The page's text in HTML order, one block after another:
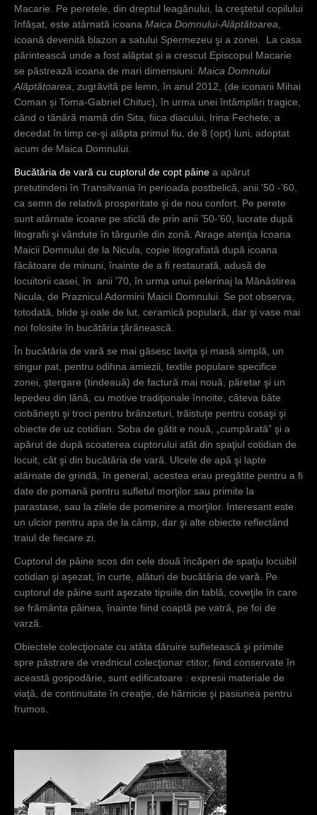
Macarie. Pe peretele, din dreptul leagănului, la creştetul copilului
înfășat, este atârnată icoana Maica Domnului-Alăptătoarea
icoană devenită blazon a satului Spermezeu şi a zonei. La casa
părintească unde a fost alăptat și a crescut Episcopul Macarie
se păstrează icoana de mari dimensiuni: Maica Domnului
Alăptătoarea , zugrăvită pe lemn, în anul 2012, (de iconarii Mihai
Coman și Toma-Gabriel Chituc), în urma unei întâmplări tragice,
când o tânără mamă din Sita, fiica diacului, Irina Fechete, a
decedat în timp ce-şi alăpta primul fiu, de 8 (opt) luni, adoptat
acum de Maica Domnului.
Bucătăria de vară cu cuptorul de copt pâine a apărut
pretutindeni în Transilvania în perioada postbelică, anii ’50 -’60,
ca semn de relativă prosperitate şi de nou confort. Pe perete
sunt atârnate icoane pe sticlă de prin anii ’50-’60, lucrate după
litografii şi vândute în târgurile din zonă. Atrage atenţia Icoana
Maicii Domnului de la Nicula, copie litografiată după icoana
făcătoare de minuni, înainte de a fi restaurată, adusă de
locuitorii casei, în anii ’70, în urma unui pelerinaj la Mănăstirea
Nicula, de Praznicul Adormirii Maicii Domnului. Se pot observa,
totodată, blide şi oale de lut, ceramică populară, dar şi vase mai
noi folosite în bucătăria ţărănească.
În bucătăria de vară se mai găsesc laviţa şi masă simplă, un
singur pat, pentru odihna amiezii, textile populare specifice
zonei, ştergare (tindeauă) de factură mai nouă, păretar şi un
lepedeu din lână, cu motive tradiţionale înnoite, câteva bâte
ciobăneşti şi troci pentru brânzeturi, trăistuţe pentru cosaşi şi
obiecte de uz cotidian. Soba de gătit e nouă, „cumpărată” şi a
apărut de după scoaterea cuptorului atât din spaţiul cotidian de
locuit, cât şi din bucătăria de vară. Ulcele de apă şi lapte
atârnate de grindă, în general, acestea erau pregătite pentru a fi
date de pomană pentru sufletul morţilor sau primite la
parastase, sau la zilele de pomenire a morţilor. Interesant este
un ulcior pentru apa de la câmp, dar şi alte obiecte reflectând
traiul de fiecare zi.
Cuptorul de pâine scos din cele două încăperi de spaţiu locuibil
cotidian şi aşezat, în curte, alături de bucătăria de vară. Pe
cuptorul de pâine sunt aşezate tipsiile din tablă, coveţile în care
se frământa pâinea, înainte fiind coaptă pe vatră, pe foi de
varză.
Obiectele colecţionate cu atâta dăruire sufletească şi primite
spre păstrare de vrednicul colecţionar ctitor, fiind conservate în
această gospodărie, sunt edificatoare : expresii materiale de
viaţă, de continuitate în creaţie, de hărnicie şi pasiunea pentru
frumos.